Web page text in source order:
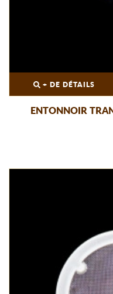
+ DE DÉTAILS
ENTONNOIR